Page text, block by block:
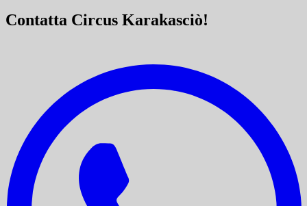
Contatta Circus Karakasciò!